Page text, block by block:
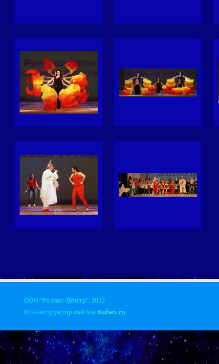
ООО "Релакс-Центр", 2012
© Конструктор сайтов Nubex.ru